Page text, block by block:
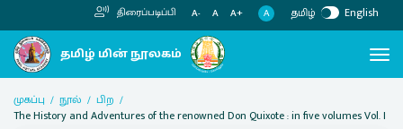
திரைப்படிப்பி A- A A+ A தமிழ் English
முகப்பு நூல்
பிற
The History and Adventures of the renowned Don Quixote : in five volumes Vol. I